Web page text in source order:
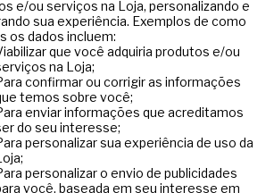
e/ou serviços na Loja, personalizando e
sua experiência. Exemplos de como
os dados incluem:
que você adquiria produtos e/ou
na Loja;
confirmar ou corrigir as informações
temos sobre você;
enviar informações que acreditamos
do seu interesse;
personalizar sua experiência de uso da
personalizar o envio de publicidades
você, baseada em seu interesse em